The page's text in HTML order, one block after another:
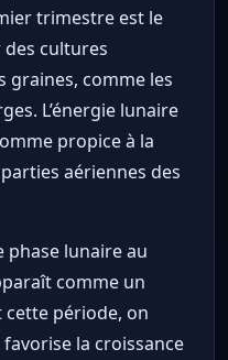
trimestre est le
cultures
graines, comme les
L’énergie lunaire
propice à la
aériennes des
phase lunaire au
comme un
période, on
la croissance